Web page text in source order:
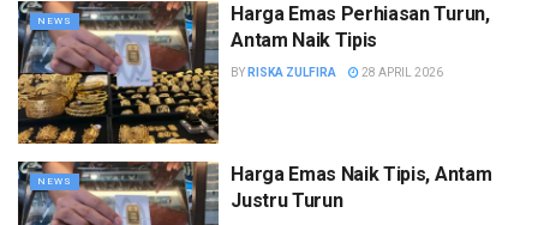
NEWS
Harga Emas Perhiasan Turun,
Antam Naik Tipis
BY RISKA ZULFIRA 28 APRIL 2026
NEWS
Harga Emas Naik Tipis, Antam
Justru Turun